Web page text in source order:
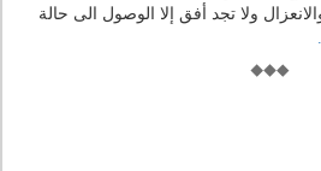
ولا تجد أفق إلا الوصول الى حالة